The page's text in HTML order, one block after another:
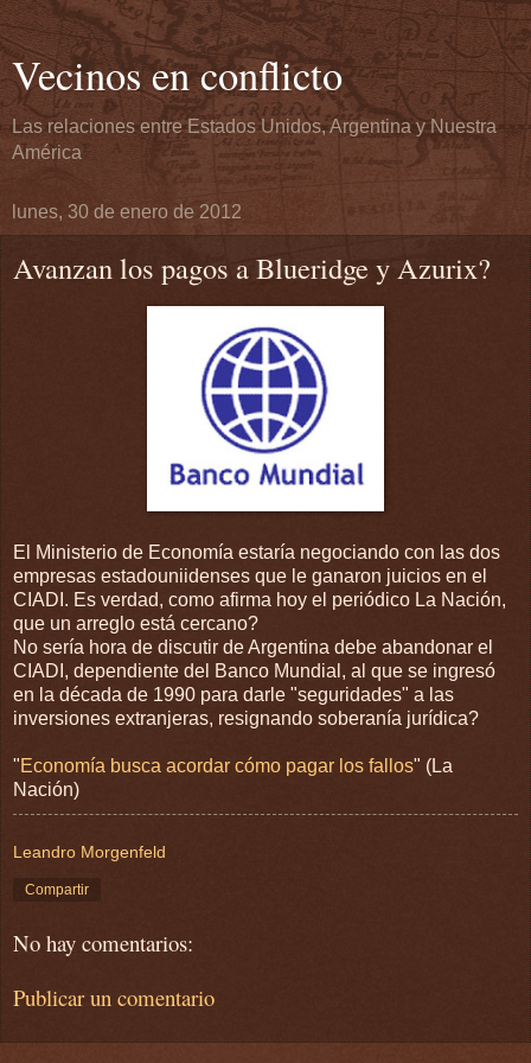
Vecinos en conflicto
Las relaciones entre Estados Unidos, Argentina y Nuestra
América
lunes, 30 de enero de 2012
Avanzan los pagos a Blueridge y Azurix?
El Ministerio de Economía estaría negociando con las dos
empresas estadouniidenses que le ganaron juicios en el
CIADI. Es verdad, como afirma hoy el periódico La Nación,
que un arreglo está cercano?
No sería hora de discutir de Argentina debe abandonar el
CIADI, dependiente del Banco Mundial, al que se ingresó
en la década de 1990 para darle "seguridades" a las
inversiones extranjeras, resignando soberanía jurídica?
"Economía busca acordar cómo pagar los fallos" (La
Nación)
Leandro Morgenfeld
Compartir
No hay comentarios:
Publicar un comentario